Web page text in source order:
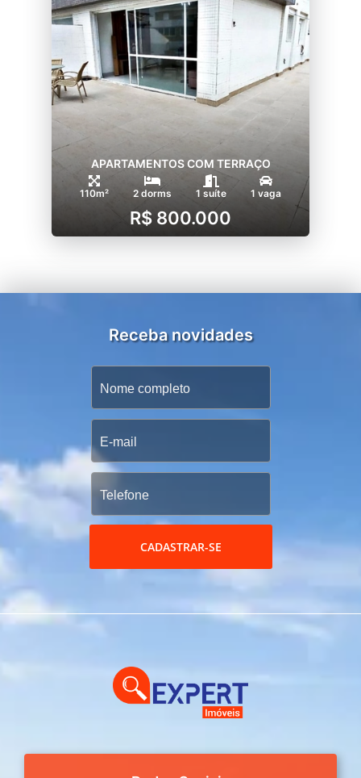
APARTAMENTOS COM TERRAÇO
110m² 2 dorms 1 suíte 1 vaga
R$ 800.000
Receba novidades
CADASTRAR-SE